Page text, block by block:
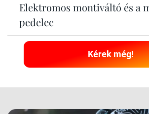
Elektromos montiváltó és a
pedelec
Kérek még!